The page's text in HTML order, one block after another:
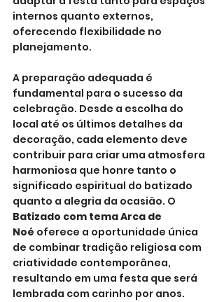
internos quanto externos,
oferecendo flexibilidade no
planejamento.
A preparação adequada é
fundamental para o sucesso da
celebração. Desde a escolha do
local até os últimos detalhes da
decoração, cada elemento deve
contribuir para criar uma atmosfera
harmoniosa que honre tanto o
significado espiritual do batizado
quanto a alegria da ocasião. O
Batizado com tema Arca de
Noé oferece a oportunidade única
de combinar tradição religiosa com
criatividade contemporânea,
resultando em uma festa que será
lembrada com carinho por anos.